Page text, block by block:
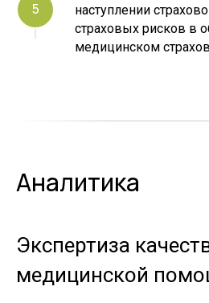
наступлении
страховых рисков в
медицинском
Аналитика
Экспертиза
медицинской